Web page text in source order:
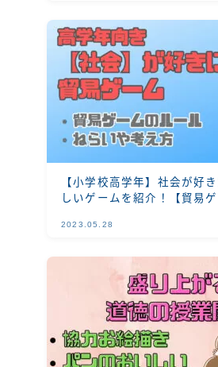
【小学校高学年】社会が好
しいゲームを紹介！【貿易ゲ
2023.05.28